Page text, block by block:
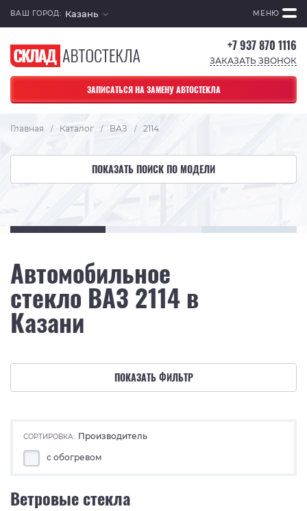
ВАШ ГОРОД: Казань МЕНЮ
+7 937 870 1116
ЗАКАЗАТЬ ЗВОНОК
ЗАПИСАТЬСЯ НА ЗАМЕНУ АВТОСТЕКЛА
Главная / Каталог / ВАЗ / 2114
ПОКАЗАТЬ ПОИСК ПО МОДЕЛИ
Автомобильное
стекло ВАЗ 2114 в
Казани
ПОКАЗАТЬ ФИЛЬТР
СОРТИРОВКА: Производитель
с обогревом
Ветровые стекла